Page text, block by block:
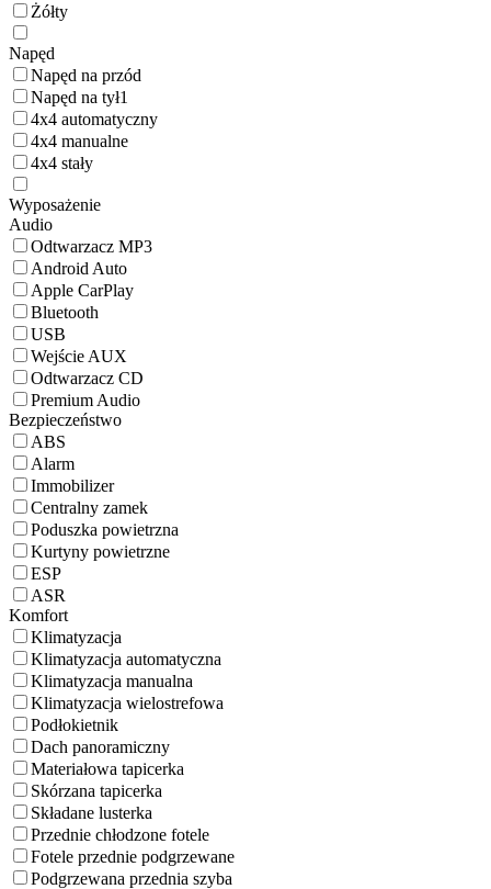
Żółty
Napęd
Napęd na przód
Napęd na tył1
4x4 automatyczny
4x4 manualne
4x4 stały
Wyposażenie
Audio
Odtwarzacz MP3
Android Auto
Apple CarPlay
Bluetooth
USB
Wejście AUX
Odtwarzacz CD
Premium Audio
Bezpieczeństwo
ABS
Alarm
Immobilizer
Centralny zamek
Poduszka powietrzna
Kurtyny powietrzne
ESP
ASR
Komfort
Klimatyzacja
Klimatyzacja automatyczna
Klimatyzacja manualna
Klimatyzacja wielostrefowa
Podłokietnik
Dach panoramiczny
Materiałowa tapicerka
Skórzana tapicerka
Składane lusterka
Przednie chłodzone fotele
Fotele przednie podgrzewane
Podgrzewana przednia szyba